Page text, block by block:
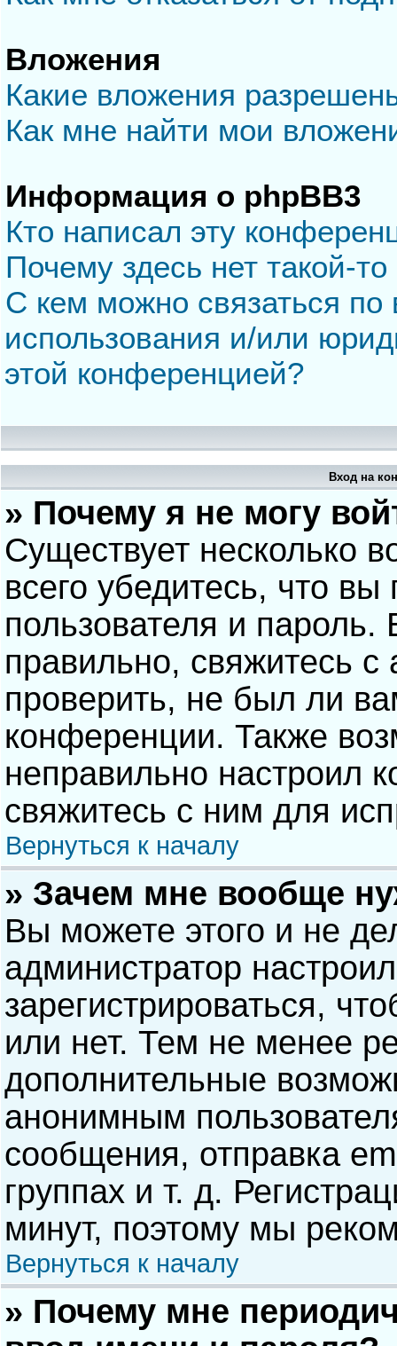
Вложения
Какие вложения
Как мне найти мои
Информация о phpBB3
Кто написал эту
Почему здесь нет такой-
С кем можно связаться по
использования и/или
этой конференцией?
Вход на
» Почему я не могу
Существует несколько
всего убедитесь, что
пользователя и
правильно, свяжитесь
проверить, не был ли
конференции. Также
неправильно настроил
свяжитесь с ним для
Вернуться к началу
» Зачем мне вообще
Вы можете этого и не
администратор
зарегистрироваться,
или нет. Тем не менее
дополнительные
анонимным
сообщения, отправка
группах и т. д.
минут, поэтому мы
Вернуться к началу
» Почему мне